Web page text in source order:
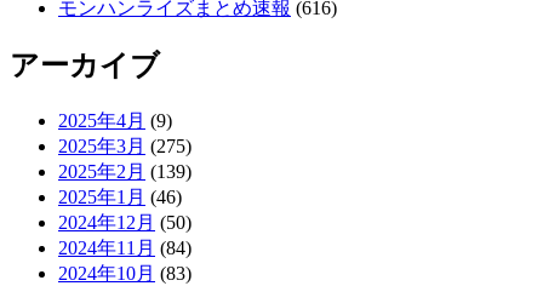
モンハンライズまとめ速報 (616)
アーカイブ
2025年4月 (9)
2025年3月 (275)
2025年2月 (139)
2025年1月 (46)
2024年12月 (50)
2024年11月 (84)
2024年10月 (83)